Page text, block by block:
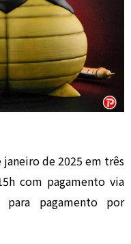
janeiro de 2025 em três
com pagamento via
pagamento por